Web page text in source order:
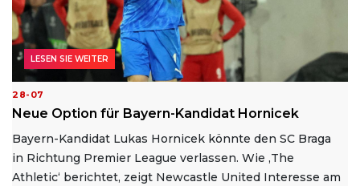
28-07
Neue Option für Bayern-Kandidat Hornicek
Bayern-Kandidat Lukas Hornicek könnte den SC Braga
in Richtung Premier League verlassen. Wie ‚The
Athletic‘ berichtet, zeigt Newcastle United Interesse am
LESEN SIE WEITER